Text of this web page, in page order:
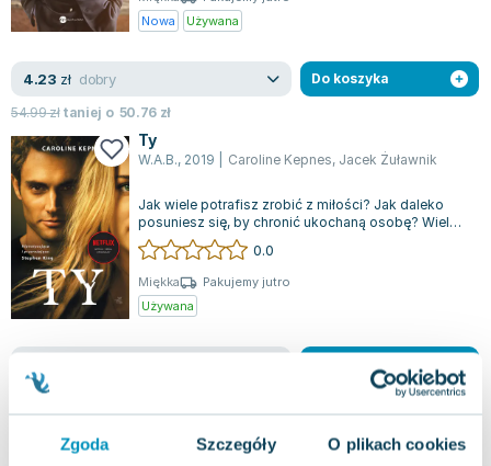
Zgoda Szczegóły O plikach cookies
Nowa
Używana
4.23 zł dobry
54.99złtaniej o 50.76 zł
Do koszyka
Ty
W.A.B., 2019 Caroline Kepnes, Jacek Żuławnik
Jak wiele potrafisz zrobić z miłości? Jak daleko
posuniesz się, by chronić ukochaną osobę? Wiele
osób deklaruje, że zrobi wszystko...
0.0
Miękka
Pakujemy jutro
Używana
Słowne (dawniej Burda Książki), 2020| Louise Jensen